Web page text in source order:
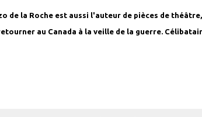
de la Roche est aussi l'auteur de pièces de
au Canada à la veille de la guerre.